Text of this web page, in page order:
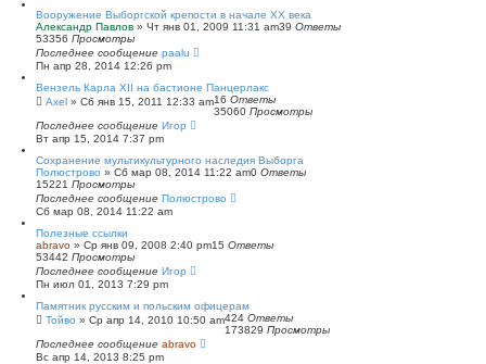
Вооружение Выборгской крепости в начале ХХ века
Александр Павлов » Чт янв 01, 2009 11:31 am39 Ответы
53356 Просмотры
Последнее сообщение paalu
Пн апр 28, 2014 12:26 pm
Вензель Карла XII на бастионе Панцерлакс
Axel » Сб янв 15, 2011 12:33 am16 Ответы
35060 Просмотры
Последнее сообщение Игор
Вт апр 15, 2014 7:37 pm
Сохранение мультикультурного наследия Выборга
Полюстрово » Сб мар 08, 2014 11:22 am0 Ответы
15221 Просмотры
Последнее сообщение Полюстрово
Сб мар 08, 2014 11:22 am
Полезные ссылки
abravo » Ср янв 09, 2008 2:40 pm15 Ответы
53442 Просмотры
Последнее сообщение Игор
Пн июл 01, 2013 7:29 pm
Памятник русским и польским офицерам
Тойво » Ср апр 14, 2010 10:50 am424 Ответы
173829 Просмотры
Последнее сообщение abravo
Вс апр 14, 2013 8:25 pm